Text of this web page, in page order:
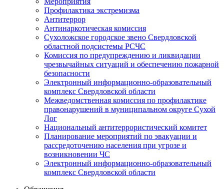
Профилактика экстремизма
Антитеррор
Антинаркотическая комиссия
Сухоложское городское звено Свердловской
областной подсистемы РСЧС
Комиссия по предупреждению и ликвидации
чрезвычайных ситуаций и обеспечению пожарной
безопасности
Электронный информационно-образовательный
комплекс Cвердловской области
Межведомственная комиссия по профилактике
правонарушений в муниципальном округе Сухой
Лог
Национальный антитеррористический комитет
Планирование мероприятий по эвакуации и
рассредоточению населения при угрозе и
возникновении ЧС
Электронный информационно-образовательный
комплекс Свердловской области